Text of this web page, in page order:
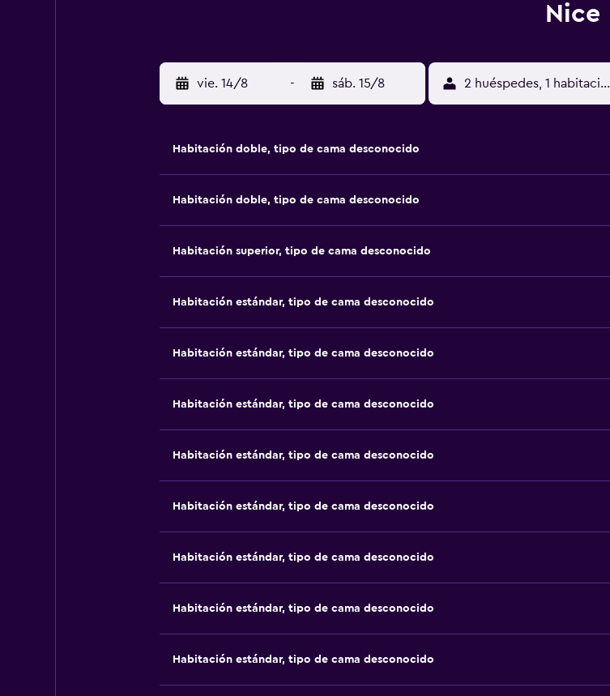
Nice
vie. 14/8 - sáb. 15/8 2 huéspedes, 1 habitación
Habitación doble, tipo de cama desconocido
Habitación doble, tipo de cama desconocido
Habitación superior, tipo de cama desconocido
Habitación estándar, tipo de cama desconocido
Habitación estándar, tipo de cama desconocido
Habitación estándar, tipo de cama desconocido
Habitación estándar, tipo de cama desconocido
Habitación estándar, tipo de cama desconocido
Habitación estándar, tipo de cama desconocido
Habitación estándar, tipo de cama desconocido
Habitación estándar, tipo de cama desconocido